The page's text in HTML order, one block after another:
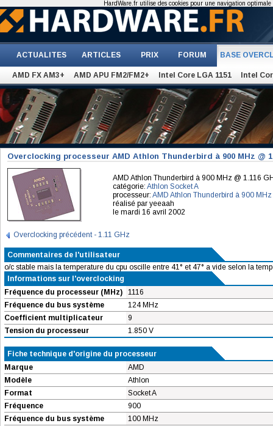
ACTUALITES ARTICLES PRIX FORUM BASE
AMD FX AM3+ AMD APU FM2/FM2+ Intel Core LGA 1151 Intel
Overclocking processeur AMD Athlon Thunderbird à 900 MHz @
AMD Athlon Thunderbird à 900 MHz @ 1.116
catégorie: Athlon Socket A
processeur: AMD Athlon Thunderbird à 900 MHz
réalisé par yeeaah
le mardi 16 avril 2002
Overclocking précédent - 1.11 GHz
Commentaires de l'utilisateur
o/c stable mais la temperature du cpu oscille entre 41° et 47° a vide selon la
Informations sur l'overclocking
Fréquence du processeur (MHz)
1116
Fréquence du bus système
124 MHz
Coefficient multiplicateur
9
Tension du processeur
1.850 V
Fiche technique d'origine du processeur
Marque
AMD
Modèle
Athlon
Format
Socket A
Fréquence
900
Fréquence du bus système
100 MHz
HardWare.fr utilise des cookies pour une navigation